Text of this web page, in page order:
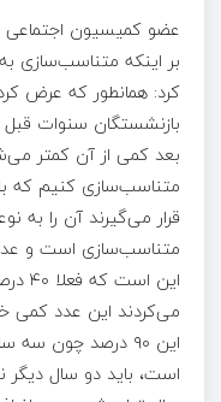
عضو کمیسیون اجتماعی
بر اینکه متناسب‌سازی
کرد: همانطور که عرض
بعد کمی از آن کمتر
متناسب‌سازی کنیم که
قرار می‌گیرند آن را به
متناسب‌سازی است و
می‌کردند این عدد کمی
این ۹۰ درصد چون
است، باید دو سال دیگر